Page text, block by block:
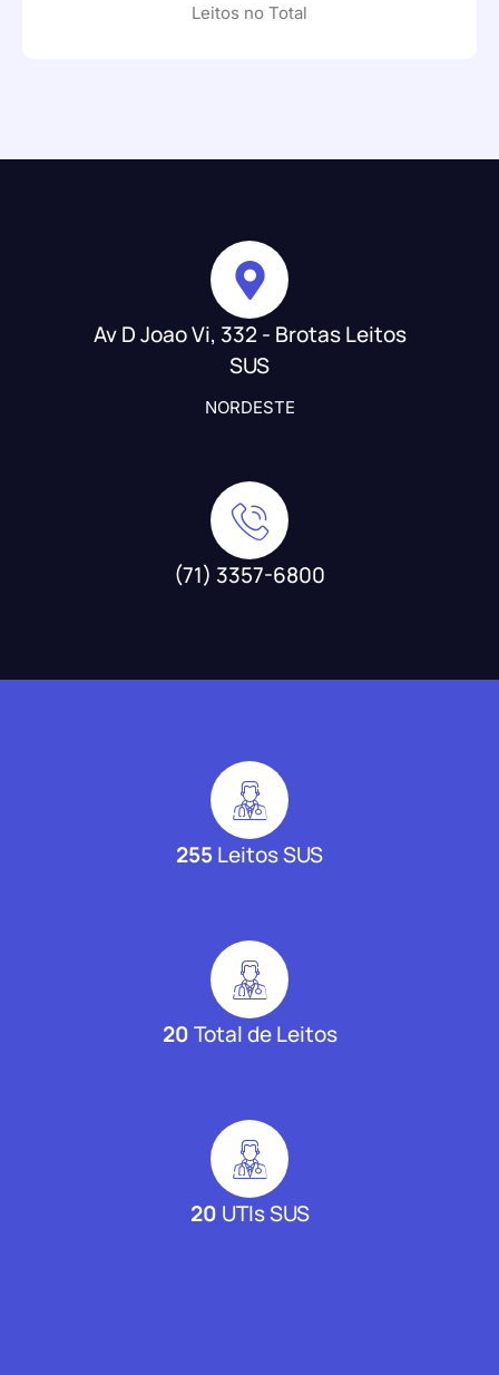
Leitos no Total
Av D Joao Vi, 332 - Brotas Leitos
SUS
NORDESTE
(71) 3357-6800
255Leitos SUS
20Total de Leitos
20 UTIs SUS